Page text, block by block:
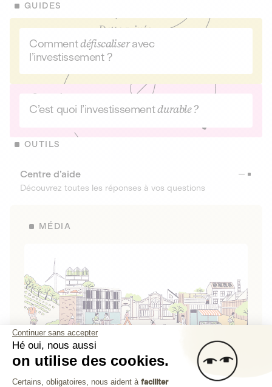
GUIDES
Commentdéfiscaliser avec
l’investissement ?
C’est quoi l’investissementdurable ?
OUTILS
Centre d’aide
Découvrez toutes les réponses à vos questions
MÉDIA
Continuer sans accepter
Hé oui, nous aussi
on utilise des cookies.
Plateforme de Gestion du
Certains, obligatoires, nous aident à faciliter